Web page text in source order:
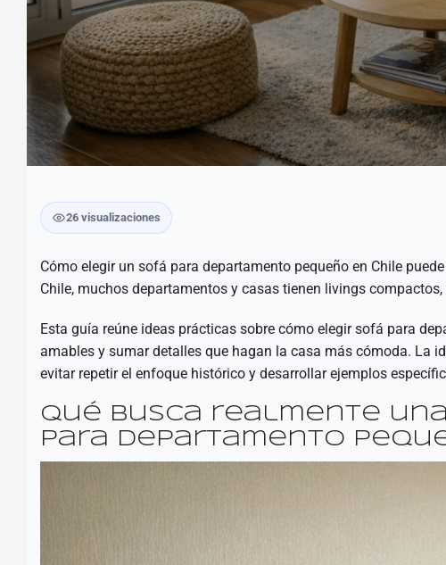
26 visualizaciones
Cómo elegir un sofá para departamento pequeño en Chile
Chile, muchos departamentos y casas tienen livings
Esta guía reúne ideas prácticas sobre cómo elegir sofá para
amables y sumar detalles que hagan la casa más cómoda. La
evitar repetir el enfoque histórico y desarrollar ejemplos
Qué busca realmente
para departamento